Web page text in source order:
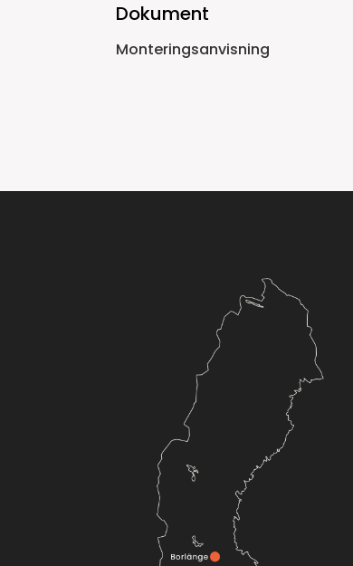
Dokument
Monteringsanvisning